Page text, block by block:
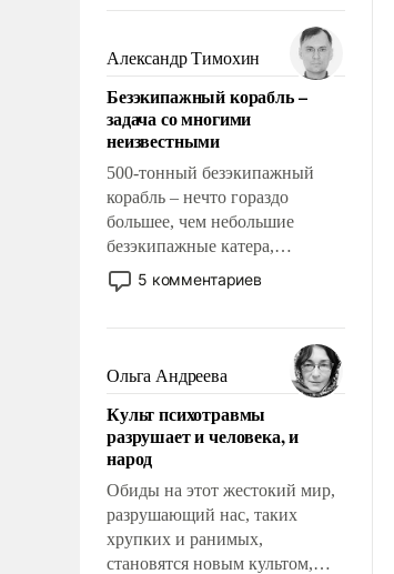
чем она отличается от просто
образованных людей. Иногда
казалось, что эти вопросы
решены раз и навсегда, но –
нет, не решены.
Александр Тимохин
Безэкипажный корабль –
задача со многими
неизвестными
500-тонный безэкипажный
корабль – нечто гораздо
большее, чем небольшие
безэкипажные катера,
применение которых уже
стало обыденностью. Задача по
сложна и амбициозна. Однако
и ее реализация радикально
поднимет наши боевые
возможности.
5 комментариев
Ольга Андреева
Культ психотравмы
разрушает и человека, и
народ
Обиды на этот жестокий мир,
разрушающий нас, таких
хрупких и ранимых,
становятся новым культом,